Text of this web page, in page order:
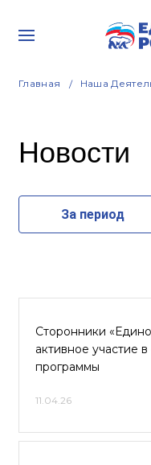
Главная Наша
Новости
За период
Сторонники
активное участие
программы
11.04.26